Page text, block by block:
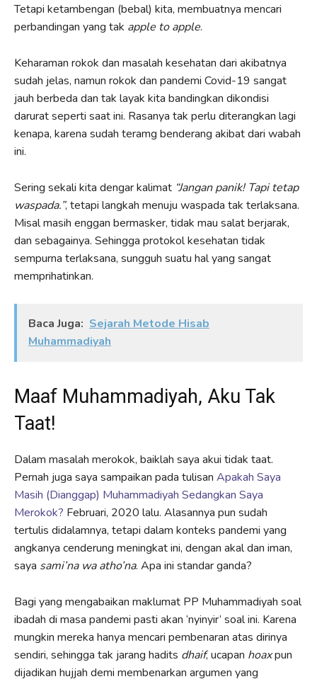
Tetapi ketambengan (bebal) kita, membuatnya mencari
perbandingan yang tak apple to apple.
Keharaman rokok dan masalah kesehatan dari akibatnya
sudah jelas, namun rokok dan pandemi Covid-19 sangat
jauh berbeda dan tak layak kita bandingkan dikondisi
darurat seperti saat ini. Rasanya tak perlu diterangkan lagi
kenapa, karena sudah teramg benderang akibat dari wabah
ini.
Sering sekali kita dengar kalimat “Jangan panik! Tapi tetap
waspada.”, tetapi langkah menuju waspada tak terlaksana.
Misal masih enggan bermasker, tidak mau salat berjarak,
dan sebagainya. Sehingga protokol kesehatan tidak
sempurna terlaksana, sungguh suatu hal yang sangat
memprihatinkan.
Baca Juga: Sejarah Metode Hisab
Muhammadiyah
Maaf Muhammadiyah, Aku Tak
Taat!
Dalam masalah merokok, baiklah saya akui tidak taat.
Pernah juga saya sampaikan pada tulisan Apakah Saya
Masih (Dianggap) Muhammadiyah Sedangkan Saya
Merokok? Februari, 2020 lalu. Alasannya pun sudah
tertulis didalamnya, tetapi dalam konteks pandemi yang
angkanya cenderung meningkat ini, dengan akal dan iman,
saya sami’na wa atho’na. Apa ini standar ganda?
Bagi yang mengabaikan maklumat PP Muhammadiyah soal
ibadah di masa pandemi pasti akan ‘nyinyir’ soal ini. Karena
mungkin mereka hanya mencari pembenaran atas dirinya
sendiri, sehingga tak jarang hadits dhaif, ucapan hoaxpun
dijadikan hujjah demi membenarkan argumen yang